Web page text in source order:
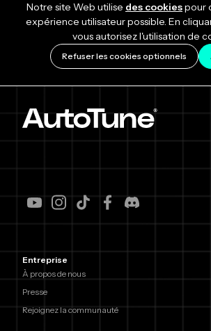
Notre site Web utilise des cookiespour
expérience utilisateur possible. En
vous autorisez l'utilisation de
Refuser les cookies optionnels
Entreprise
À propos de nous
Presse
Rejoignez la communauté